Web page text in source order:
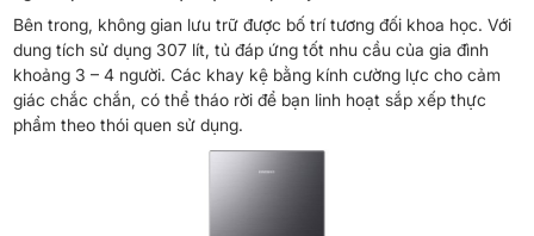
Bên trong, không gian lưu trữ được bố trí tương đối khoa học. Với
dung tích sử dụng 307 lít, tủ đáp ứng tốt nhu cầu của gia đình
khoảng 3 – 4 người. Các khay kệ bằng kính cường lực cho cảm
giác chắc chắn, có thể tháo rời để bạn linh hoạt sắp xếp thực
phẩm theo thói quen sử dụng.